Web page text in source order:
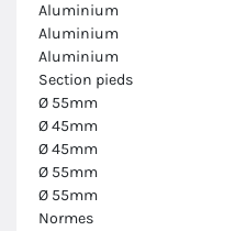
Aluminium
Aluminium
Aluminium
Section pieds
Ø 55mm
Ø 45mm
Ø 45mm
Ø 55mm
Ø 55mm
Normes